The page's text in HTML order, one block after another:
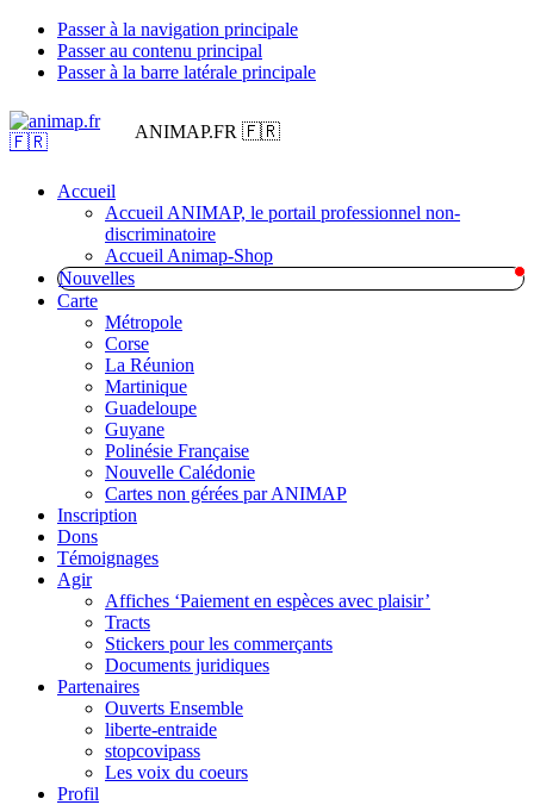
Passer à la navigation principale
Passer au contenu principal
Passer à la barre latérale principale
ANIMAP.FR 🇫🇷
Accueil
Accueil ANIMAP, le portail professionnel non-
discriminatoire
Accueil Animap-Shop
Nouvelles
Carte
Métropole
Corse
La Réunion
Martinique
Guadeloupe
Guyane
Polinésie Française
Nouvelle Calédonie
Cartes non gérées par ANIMAP
Inscription
Dons
Témoignages
Agir
Affiches ‘Paiement en espèces avec plaisir’
Tracts
Stickers pour les commerçants
Documents juridiques
Partenaires
Ouverts Ensemble
liberte-entraide
stopcovipass
Les voix du coeurs
Profil